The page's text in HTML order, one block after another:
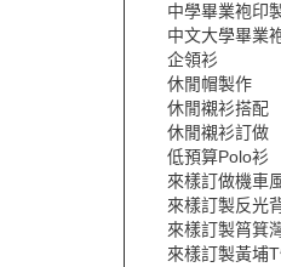
中學畢業袍印
中文大學畢業
企領衫
休閒帽製作
休閒襯衫搭配
休閒襯衫訂做
低預算Polo衫
來樣訂做機車
來樣訂製反光
來樣訂製筲箕
來樣訂製黃埔